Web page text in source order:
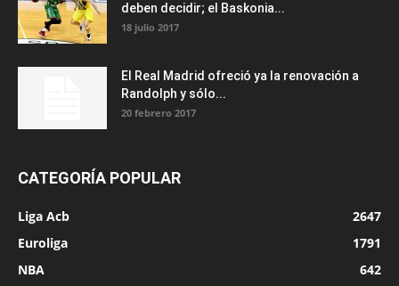
deben decidir; el Baskonia...
18 julio 2017
El Real Madrid ofreció ya la renovación a
Randolph y sólo...
20 febrero 2017
CATEGORÍA POPULAR
Liga Acb
2647
Euroliga
1791
NBA
642